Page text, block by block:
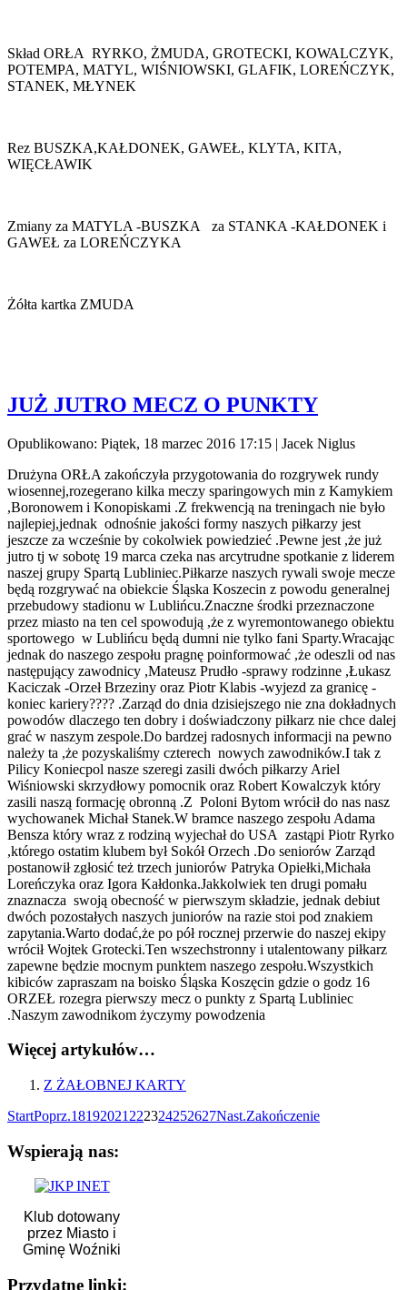
Skład ORŁA RYRKO, ŻMUDA, GROTECKI, KOWALCZYK,
POTEMPA, MATYL, WIŚNIOWSKI, GLAFIK, LOREŃCZYK,
STANEK, MŁYNEK
Rez BUSZKA,KAŁDONEK, GAWEŁ, KLYTA, KITA,
WIĘCŁAWIK
Zmiany za MATYLA -BUSZKA za STANKA -KAŁDONEK i
GAWEŁ za LOREŃCZYKA
Żółta kartka ZMUDA
JUŻ JUTRO MECZ O PUNKTY
Opublikowano: Piątek, 18 marzec 2016 17:15 | Jacek Niglus
Drużyna ORŁA zakończyła przygotowania do rozgrywek rundy
wiosennej,rozegerano kilka meczy sparingowych min z Kamykiem
,Boronowem i Konopiskami .Z frekwencją na treningach nie było
najlepiej,jednak odnośnie jakości formy naszych piłkarzy jest
jeszcze za wcześnie by cokolwiek powiedzieć .Pewne jest ,że już
jutro tj w sobotę 19 marca czeka nas arcytrudne spotkanie z liderem
naszej grupy Spartą Lubliniec.Piłkarze naszych rywali swoje mecze
będą rozgrywać na obiekcie Śląska Koszecin z powodu generalnej
przebudowy stadionu w Lublińcu.Znaczne środki przeznaczone
przez miasto na ten cel spowodują ,że z wyremontowanego obiektu
sportowego w Lublińcu będą dumni nie tylko fani Sparty.Wracając
jednak do naszego zespołu pragnę poinformować ,że odeszli od nas
następujący zawodnicy ,Mateusz Prudło -sprawy rodzinne ,Łukasz
Kaciczak -Orzeł Brzeziny oraz Piotr Klabis -wyjezd za granicę -
koniec kariery???? .Zarząd do dnia dzisiejszego nie zna dokładnych
powodów dlaczego ten dobry i doświadczony piłkarz nie chce dalej
grać w naszym zespole.Do bardzej radosnych informacji na pewno
należy ta ,że pozyskaliśmy czterech nowych zawodników.I tak z
Pilicy Koniecpol nasze szeregi zasili dwóch piłkarzy Ariel
Wiśniowski skrzydłowy pomocnik oraz Robert Kowalczyk który
zasili naszą formację obronną .Z Poloni Bytom wrócił do nas nasz
wychowanek Michał Stanek.W bramce naszego zespołu Adama
Bensza który wraz z rodziną wyjechał do USA zastąpi Piotr Ryrko
,którego ostatim klubem był Sokół Orzech .Do seniorów Zarząd
postanowił zgłosić też trzech juniorów Patryka Opiełki,Michała
Loreńczyka oraz Igora Kałdonka.Jakkolwiek ten drugi pomału
znaznacza swoją obecność w pierwszym składzie, jednak debiut
dwóch pozostałych naszych juniorów na razie stoi pod znakiem
zapytania.Warto dodać,że po pół rocznej przerwie do naszej ekipy
wrócił Wojtek Grotecki.Ten wszechstronny i utalentowany piłkarz
zapewne będzie mocnym punktem naszego zespołu.Wszystkich
kibiców zapraszam na boisko Śląska Koszęcin gdzie o godz 16
ORZEŁ rozegra pierwszy mecz o punkty z Spartą Lubliniec
.Naszym zawodnikom życzymy powodzenia
Więcej artykułów…
Z ŻAŁOBNEJ KARTY
StartPoprz.18192021 222324252627Nast.Zakończenie
Wspierają nas:
Klub dotowany
przez Miasto i
Gminę Woźniki
Przydatne linki: